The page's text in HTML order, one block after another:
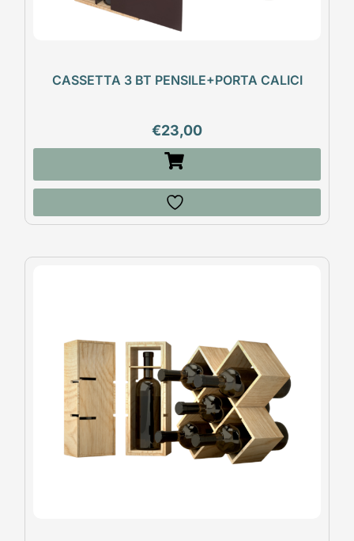
CASSETTA 3 BT PENSILE+PORTA CALICI
€23,00